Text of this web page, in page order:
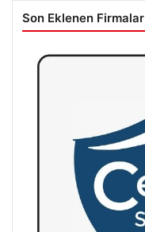
Son Eklenen Firmalar